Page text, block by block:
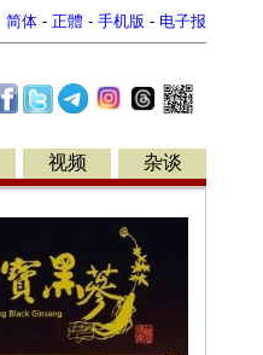
简体 - 正體 - 手机版 - 电子报
视频 杂谈